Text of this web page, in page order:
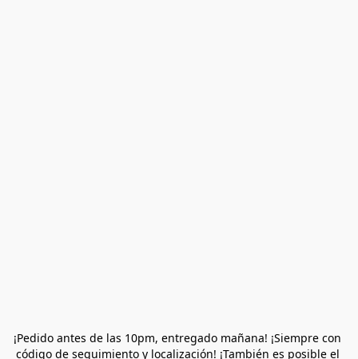
¡Pedido antes de las 10pm, entregado mañana! ¡Siempre con
código de seguimiento y localización! ¡También es posible el